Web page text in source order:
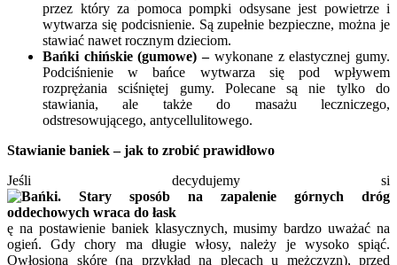
przez który za pomoca pompki odsysane jest powietrze i
wytwarza się podcisnienie. Są zupełnie bezpieczne, można je
stawiać nawet rocznym dzieciom.
Bańki chińskie (gumowe) –wykonane z elastycznej gumy.
Podciśnienie w bańce wytwarza się pod wpływem
rozprężania sciśniętej gumy. Polecane są nie tylko do
stawiania, ale także do masażu leczniczego,
odstresowującego, antycellulitowego.
Stawianie baniek – jak to zrobić prawidłowo
Jeśli decydujemy si
ę na postawienie baniek klasycznych, musimy bardzo uważać na
ogień. Gdy chory ma długie włosy, należy je wysoko spiąć.
Owłosioną skórę (na przykład na plecach u mężczyzn), przed